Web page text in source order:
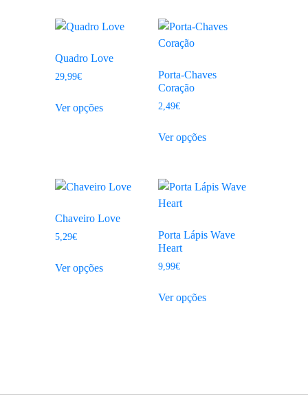
Quadro Love
29,99€
Ver opções
Porta-Chaves
Coração
2,49€
Ver opções
Chaveiro Love
5,29€
Ver opções
Porta Lápis Wave
Heart
9,99€
Ver opções